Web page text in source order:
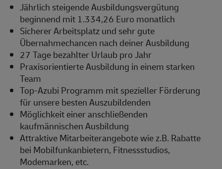
Jährlich steigende Ausbildungsvergütung
beginnend mit 1.334,26 Euro monatlich
Sicherer Arbeitsplatz und sehr gute
Übernahmechancen nach deiner Ausbildung
27 Tage bezahlter Urlaub pro Jahr
Praxisorientierte Ausbildung in einem starken
Team
Top-Azubi Programm mit spezieller Förderung
für unsere besten Auszubildenden
Möglichkeit einer anschließenden
kaufmännischen Ausbildung
Attraktive Mitarbeiterangebote wie z.B. Rabatte
bei Mobilfunkanbietern, Fitnessstudios,
Modemarken, etc.